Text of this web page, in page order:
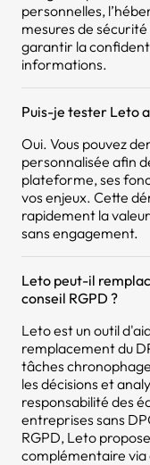
personnelles,
mesures de
garantir la
informations.
Puis-je tester Leto
Oui. Vous pouvez
personnalisée afin
plateforme, ses
vos enjeux. Cette
rapidement la
sans engagement.
Leto peut-il
conseil RGPD ?
Leto est un outil
remplacement du
tâches
les décisions et
responsabilité des
entreprises sans
RGPD, Leto
complémentaire